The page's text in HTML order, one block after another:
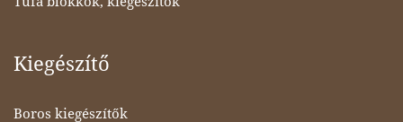
Kiegészítő
Boros kiegészítők